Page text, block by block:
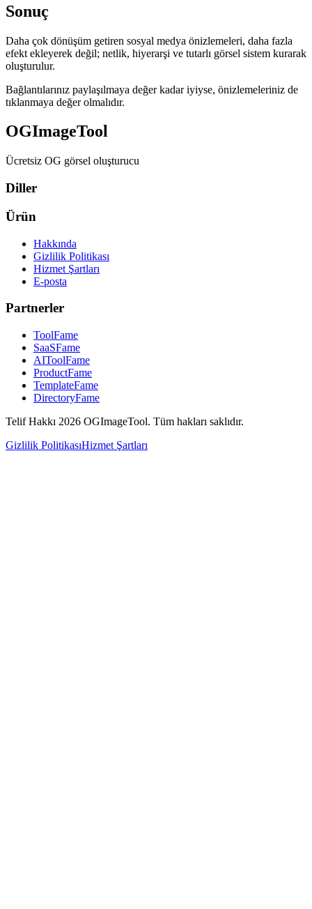
Sonuç
Daha çok dönüşüm getiren sosyal medya önizlemeleri, daha fazla
efekt ekleyerek değil; netlik, hiyerarşi ve tutarlı görsel sistem kurarak
oluşturulur.
Bağlantılarınız paylaşılmaya değer kadar iyiyse, önizlemeleriniz de
tıklanmaya değer olmalıdır.
OGImageTool
Ücretsiz OG görsel oluşturucu
Diller
Ürün
Hakkında
Gizlilik Politikası
Hizmet Şartları
E-posta
Partnerler
ToolFame
SaaSFame
AIToolFame
ProductFame
TemplateFame
DirectoryFame
Telif Hakkı 2026 OGImageTool. Tüm hakları saklıdır.
Gizlilik PolitikasıHizmet Şartları